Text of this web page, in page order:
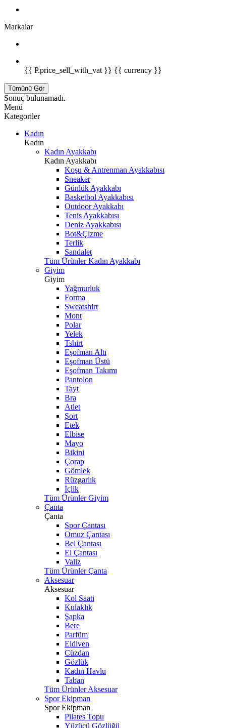
Markalar
{{ P.price_sell_with_vat }} {{ currency }}
Tümünü Gör
Sonuç bulunamadı.
Menü
Kategoriler
Kadın
Kadın
Kadın Ayakkabı
Kadın Ayakkabı
Koşu & Antrenman Ayakkabısı
Sneaker
Günlük Ayakkabı
Basketbol Ayakkabısı
Outdoor Ayakkabı
Tenis Ayakkabısı
Deniz Ayakkabısı
Bot&Çizme
Terlik
Sandalet
Tüm Ürünler Kadın Ayakkabı
Giyim
Giyim
Yağmurluk
Forma
Sweatshirt
Mont
Polar
Yelek
Tshirt
Eşofman Altı
Eşofman Üstü
Eşofman Takımı
Pantolon
Tayt
Bra
Atlet
Şort
Etek
Elbise
Mayo
Bikini
Çorap
Gömlek
Rüzgarlık
İçlik
Tüm Ürünler Giyim
Çanta
Çanta
Spor Çantası
Omuz Çantası
Bel Çantası
El Çantası
Valiz
Tüm Ürünler Çanta
Aksesuar
Aksesuar
Kol Saati
Kulaklık
Şapka
Bere
Parfüm
Eldiven
Cüzdan
Gözlük
Kadın Havlu
Taban
Tüm Ürünler Aksesuar
Spor Ekipman
Spor Ekipman
Pilates Topu
Yüzücü Gözlüğü